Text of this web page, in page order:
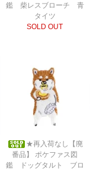
鑑 柴レスブローチ 青
タイツ
SOLD OUT
★再入荷なし【廃
番品】 ポケファス図
鑑 ドッグタルト ブロ